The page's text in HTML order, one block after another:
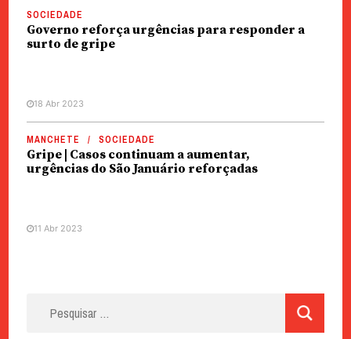
SOCIEDADE
Governo reforça urgências para responder a
surto de gripe
18 Abr 2023
MANCHETE SOCIEDADE
Gripe | Casos continuam a aumentar,
urgências do São Januário reforçadas
11 Abr 2023